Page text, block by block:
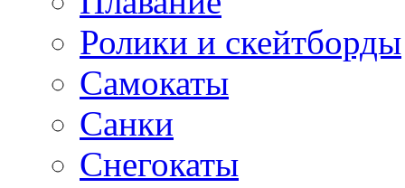
Ролики и скейтборды
Самокаты
Санки
Снегокаты